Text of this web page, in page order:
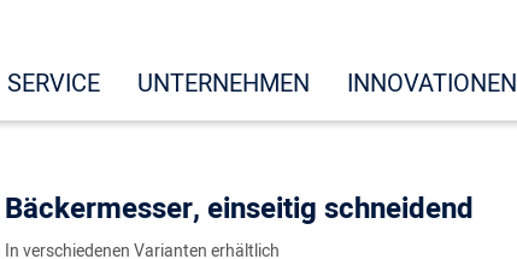
SERVICE UNTERNEHMEN INNOVATIONEN
Bäckermesser, einseitig schneidend
In verschiedenen Varianten erhältlich